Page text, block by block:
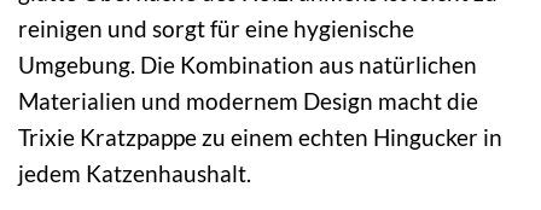
reinigen und sorgt für eine hygienische
Umgebung. Die Kombination aus natürlichen
Materialien und modernem Design macht die
Trixie Kratzpappe zu einem echten Hingucker in
jedem Katzenhaushalt.